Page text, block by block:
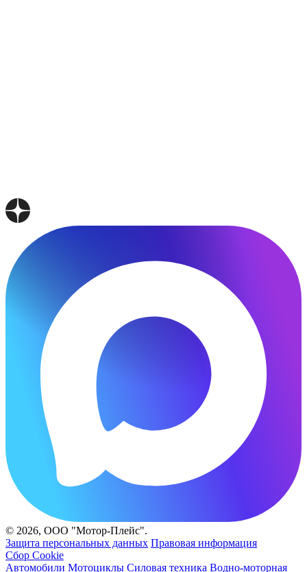
© 2026, ООО "Мотор-Плейс".
Защита персональных данных Правовая информация
Сбор Cookie
Автомобили Мотоциклы Силовая техника Водно-моторная